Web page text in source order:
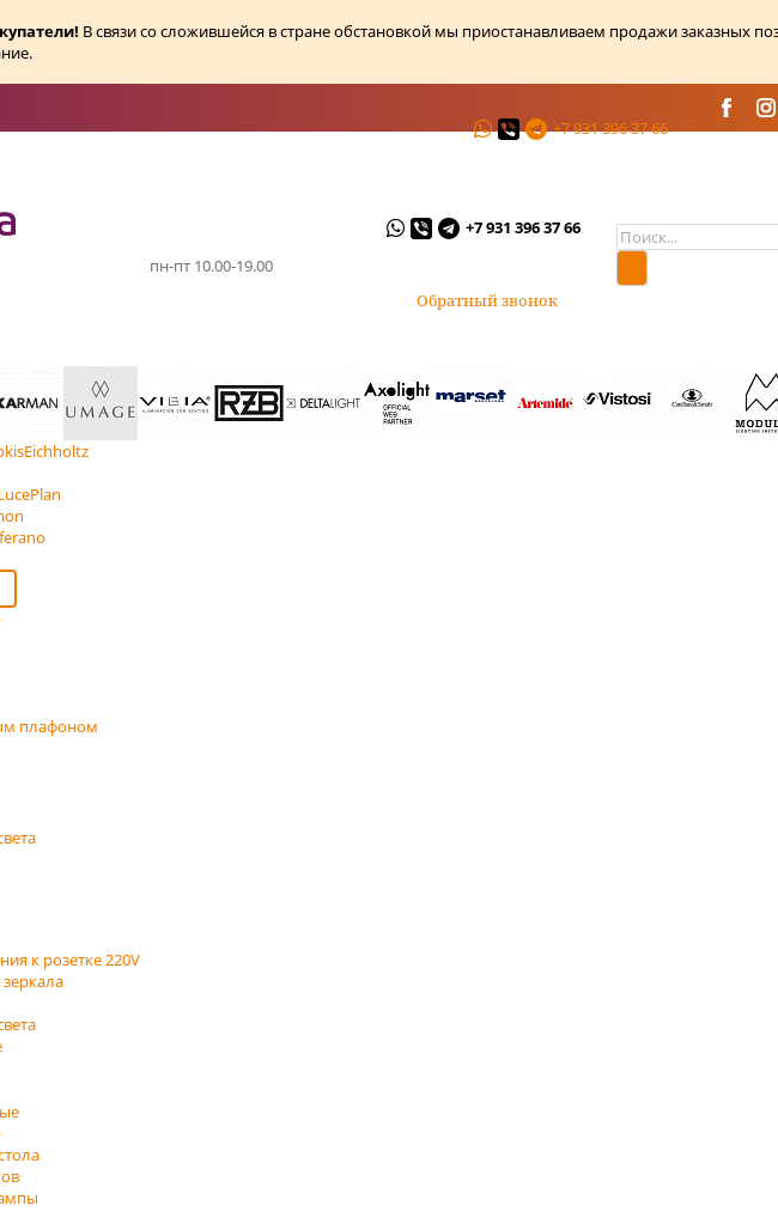
В связи со сложившейся в стране обстановкой мы приостанавливаем продажи заказных
+7 931 396 37 66
пн-пт 10.00-19.00
+7 931 396 37 66
Обратный звонок
Eichholtz
плафоном
к розетке 220V